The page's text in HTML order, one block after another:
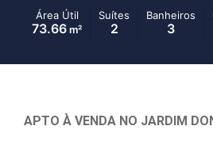
Área Útil
73.66 m²
Suítes
2
Banheiros
3
APTO À VENDA NO JARDIM